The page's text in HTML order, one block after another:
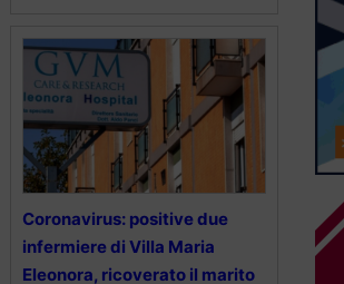
Coronavirus: positive due
infermiere di Villa Maria
Eleonora, ricoverato il marito